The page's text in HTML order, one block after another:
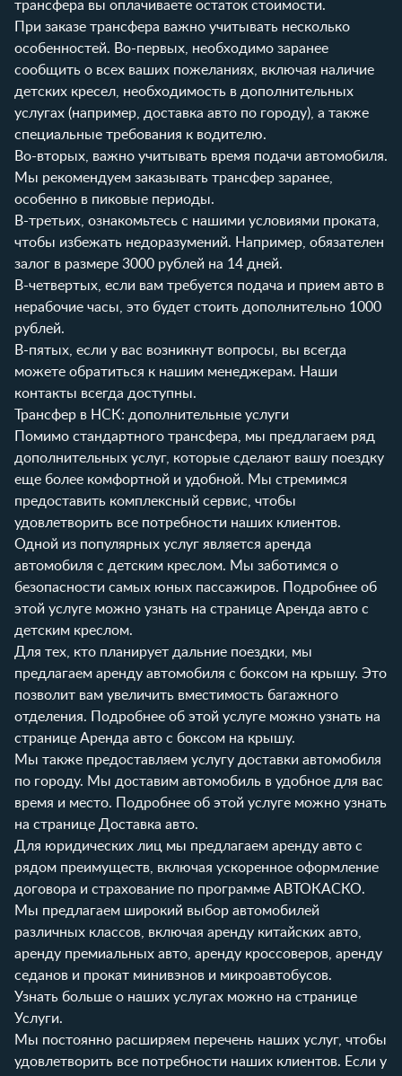
трансфера вы оплачиваете остаток стоимости.
При заказе трансфера важно учитывать несколько
особенностей. Во-первых, необходимо заранее
сообщить о всех ваших пожеланиях, включая наличие
детских кресел, необходимость в дополнительных
услугах (например, доставка авто по городу), а также
специальные требования к водителю.
Во-вторых, важно учитывать время подачи автомобиля.
Мы рекомендуем заказывать трансфер заранее,
особенно в пиковые периоды.
В-третьих, ознакомьтесь с нашими условиями проката
чтобы избежать недоразумений. Например, обязателен
залог в размере 3000 рублей на 14 дней.
В-четвертых, если вам требуется подача и прием авто в
нерабочие часы, это будет стоить дополнительно 1000
рублей.
В-пятых, если у вас возникнут вопросы, вы всегда
можете обратиться к нашим менеджерам. Наши
контакты всегда доступны.
Трансфер в НСК: дополнительные услуги
Помимо стандартного трансфера, мы предлагаем ряд
дополнительных услуг, которые сделают вашу поездку
еще более комфортной и удобной. Мы стремимся
предоставить комплексный сервис, чтобы
удовлетворить все потребности наших клиентов.
Одной из популярных услуг является аренда
автомобиля с детским креслом. Мы заботимся о
безопасности самых юных пассажиров. Подробнее об
этой услуге можно узнать на странице Аренда авто с
детским креслом.
Для тех, кто планирует дальние поездки, мы
предлагаем аренду автомобиля с боксом на крышу. Это
позволит вам увеличить вместимость багажного
отделения. Подробнее об этой услуге можно узнать на
странице Аренда авто с боксом на крышу.
Мы также предоставляем услугу доставки автомобиля
по городу. Мы доставим автомобиль в удобное для вас
время и место. Подробнее об этой услуге можно узнать
на странице Доставка авто.
Для юридических лиц мы предлагаем аренду авто с
рядом преимуществ, включая ускоренное оформление
договора и страхование по программе АВТОКАСКО.
Мы предлагаем широкий выбор автомобилей
различных классов, включая аренду китайских авто
аренду премиальных авто аренду кроссоверов аренду
седанов и прокат минивэнов и микроавтобусов.
Узнать больше о наших услугах можно на странице
Услуги.
Мы постоянно расширяем перечень наших услуг, чтобы
удовлетворить все потребности наших клиентов. Если у